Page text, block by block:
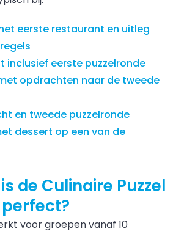
eerste restaurant en uitleg
inclusief eerste puzzelronde
opdrachten naar de tweede
en tweede puzzelronde
dessert op een van de
de Culinaire Puzzel
voor groepen vanaf 10